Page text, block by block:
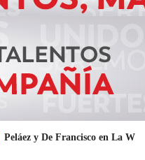
Peláez y De Francisco en La W